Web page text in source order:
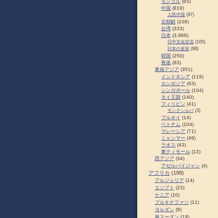
モンゴル (65)
中国 (819)
人民中国 (97)
北朝鮮 (106)
台湾 (333)
日本 (3,968)
日中文化交流 (105)
日本の皇室 (88)
韓国 (250)
香港 (83)
東南アジア (351)
インドネシア (119)
カンボジア (63)
シンガポール (104)
タイ王国 (140)
フィリピン (41)
モンテンルパ (3)
ブルネイ (14)
ベトナム (104)
マレーシア (71)
ミャンマー (49)
ラオス (43)
東ティモール (13)
西アジア (34)
アゼルバイジャン (4)
アフリカ (199)
アルジェリア (14)
エジプト (23)
ケニア (10)
ブルキナファソ (11)
ヨルダン (9)
南スーダン (19)